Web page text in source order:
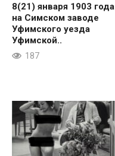
8(21) января 1903 года
на Симском заводе
Уфимского уезда
Уфимской..
187